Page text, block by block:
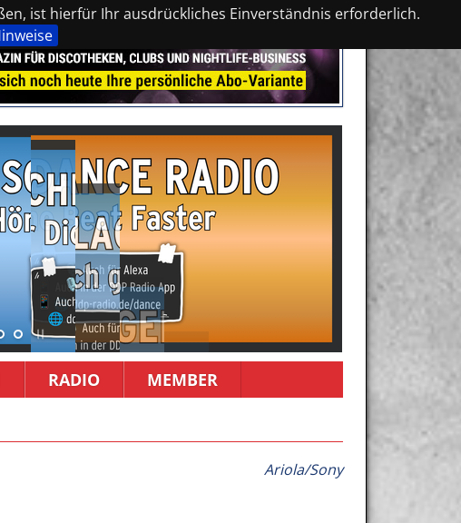
ist hierfür Ihr ausdrückliches Einverständnis erforderlich.
RADIO MEMBER
Ariola/Sony